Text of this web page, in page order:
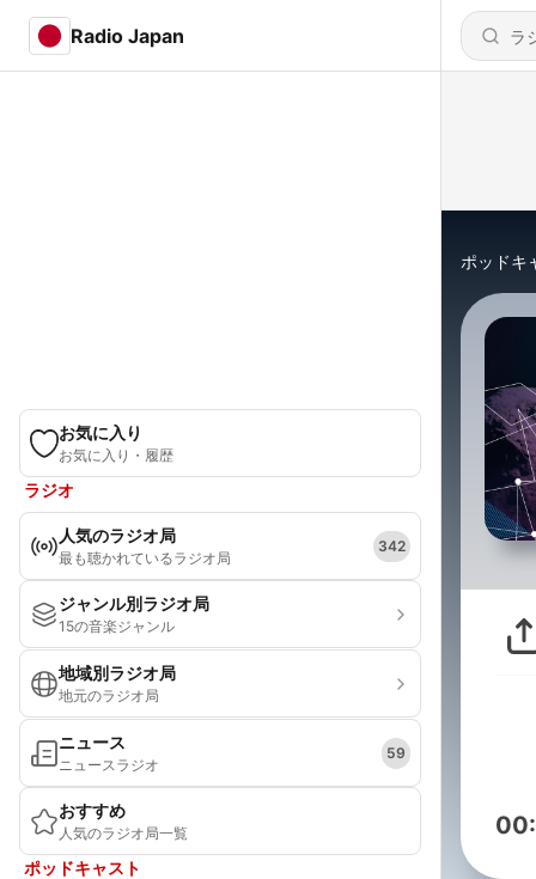
Radio Japan
お気に入り
お気に入り・履歴
ラジオ
人気のラジオ局
最も聴かれているラジオ局
342
ジャンル別ラジオ局
15の音楽ジャンル
地域別ラジオ局
地元のラジオ局
ニュース
ニュースラジオ
59
おすすめ
人気のラジオ局一覧
ポッドキャスト
ポッドキ